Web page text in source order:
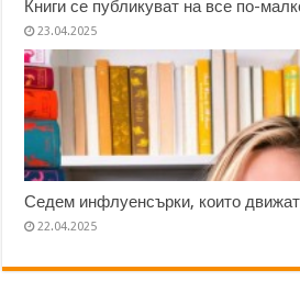
Книги се публикуват на все по-
23.04.2025
Седем инфлуенсърки, които движат
22.04.2025